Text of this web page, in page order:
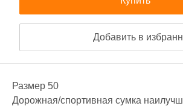
Добавить в
Размер 50
Дорожная/спортивная сумка